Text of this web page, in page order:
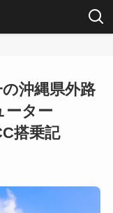
沖縄県外路
ーター
搭乗記